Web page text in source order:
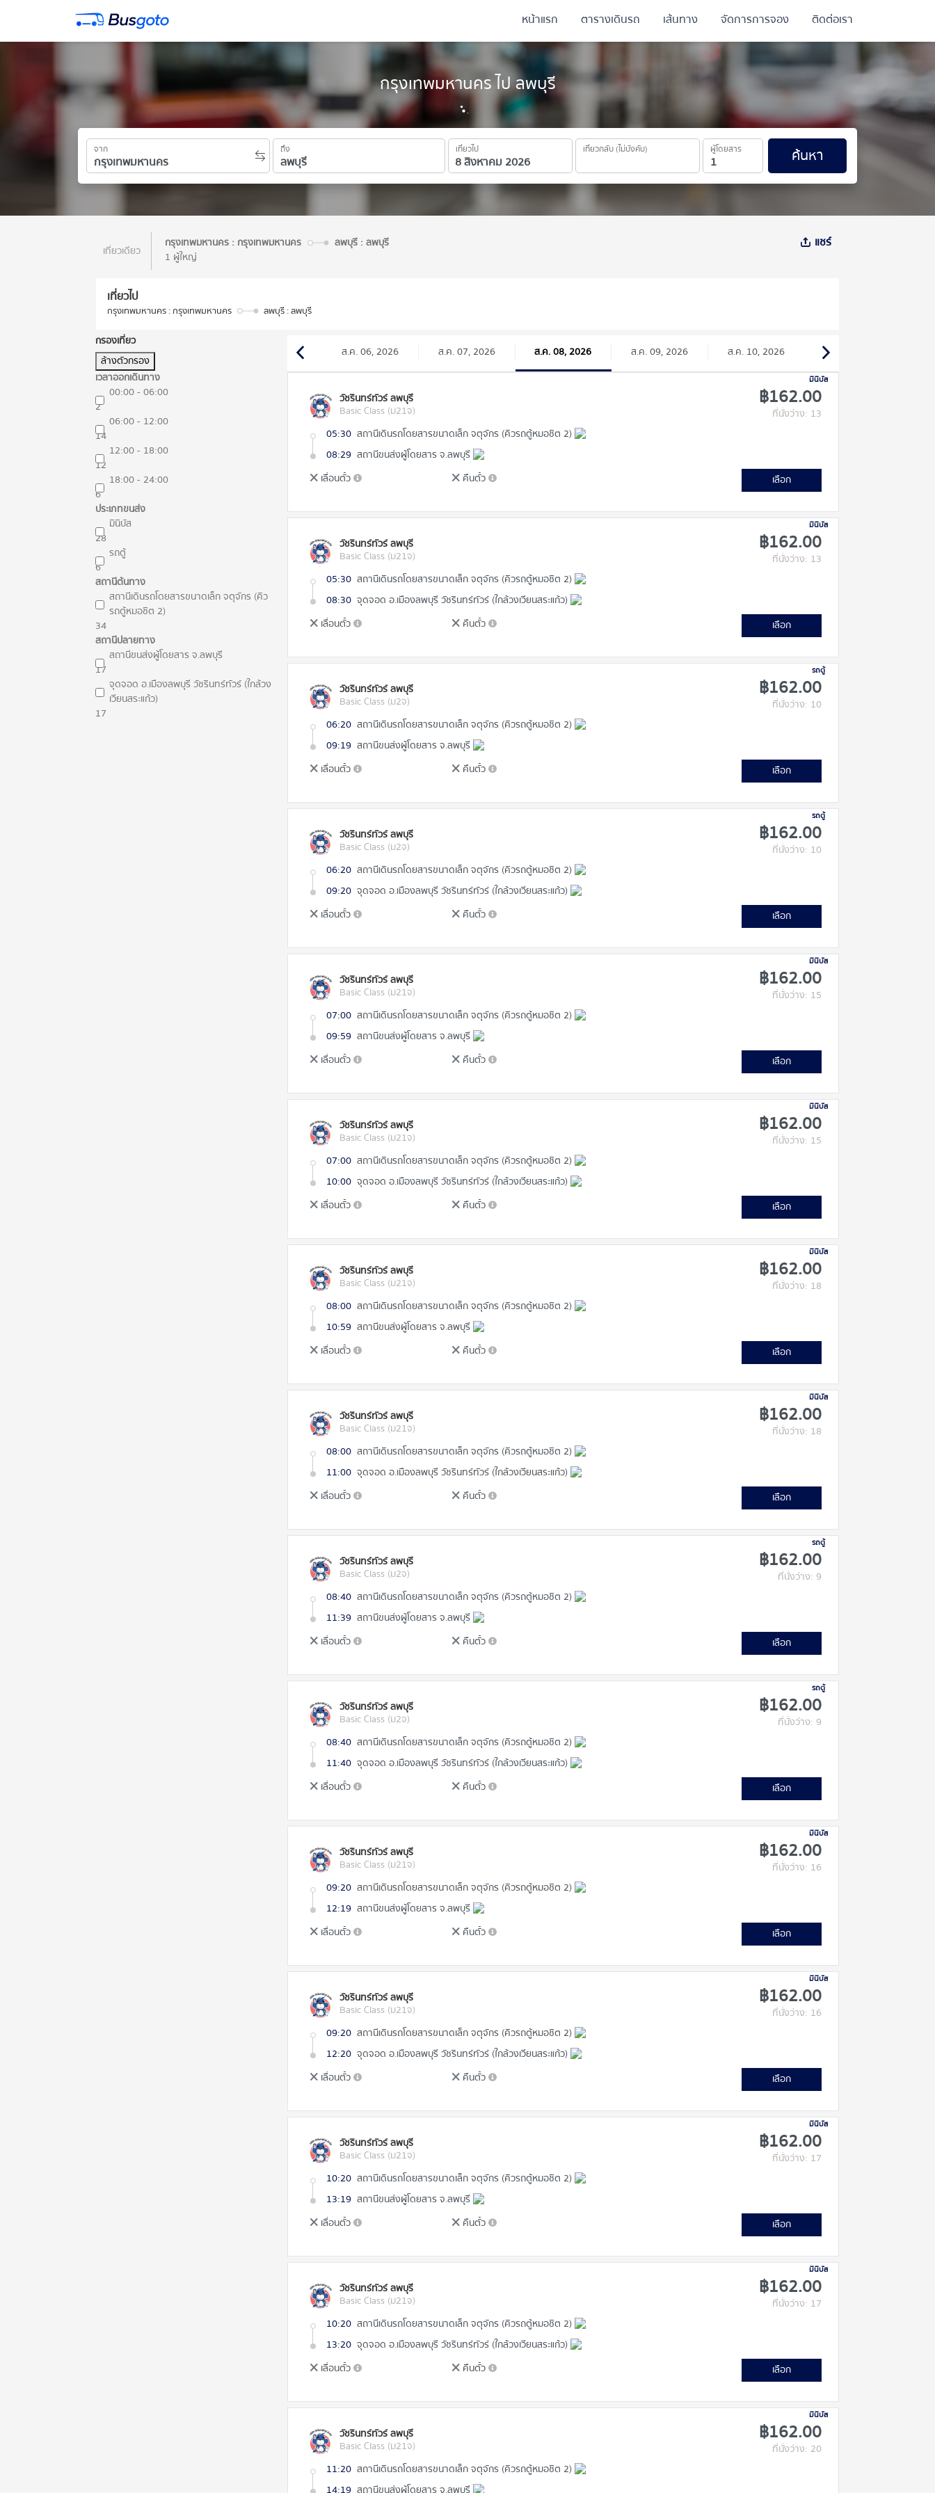
กรุงเทพมหานคร ไป ลพบุรี
จาก ถึง เที่ยวไป เที่ยวกลับ (ไม่บังคับ) ผู้โดยสาร ค้นหา
หน้าแรก ตารางเดินรถ เส้นทาง จัดการการจอง ติดต่อเรา
เที่ยวเดียว
กรุงเทพมหานคร : กรุงเทพมหานคร
ลพบุรี : ลพบุรี
1 ผู้ใหญ่
แชร์
เที่ยวไป
กรุงเทพมหานคร : กรุงเทพมหานคร ลพบุรี : ลพบุรี
กรองเที่ยว
ล้างตัวกรอง
เวลาออกเดินทาง
00:00 - 06:00
2
06:00 - 12:00
14
12:00 - 18:00
12
18:00 - 24:00
6
ประเภทขนส่ง
มินิบัส
28
รถตู้
6
สถานีต้นทาง
สถานีเดินรถโดยสารขนาดเล็ก จตุจักร (คิว
รถตู้หมอชิต 2)
34
สถานีปลายทาง
สถานีขนส่งผู้โดยสาร จ.ลพบุรี
17
จุดจอด อ.เมืองลพบุรี วัชรินทร์ทัวร์ (ใกล้วง
เวียนสระแก้ว)
17
ส.ค. 06, 2026 ส.ค. 07, 2026 ส.ค. 08, 2026 ส.ค. 09, 2026 ส.ค. 10, 2026
มินิบัส
วัชรินทร์ทัวร์ ลพบุรี
Basic Class (ม21จ)
฿162.00
ที่นั่งว่าง: 13
05:30 สถานีเดินรถโดยสารขนาดเล็ก จตุจักร (คิวรถตู้หมอชิต 2)
08:29 สถานีขนส่งผู้โดยสาร จ.ลพบุรี
เลื่อนตั๋ว
คืนตั๋ว เลือก
มินิบัส
วัชรินทร์ทัวร์ ลพบุรี
Basic Class (ม21จ)
฿162.00
ที่นั่งว่าง: 13
05:30 สถานีเดินรถโดยสารขนาดเล็ก จตุจักร (คิวรถตู้หมอชิต 2)
08:30 จุดจอด อ.เมืองลพบุรี วัชรินทร์ทัวร์ (ใกล้วงเวียนสระแก้ว)
เลื่อนตั๋ว
คืนตั๋ว เลือก
รถตู้
วัชรินทร์ทัวร์ ลพบุรี
Basic Class (ม2จ)
฿162.00
ที่นั่งว่าง: 10
06:20 สถานีเดินรถโดยสารขนาดเล็ก จตุจักร (คิวรถตู้หมอชิต 2)
09:19 สถานีขนส่งผู้โดยสาร จ.ลพบุรี
เลื่อนตั๋ว
คืนตั๋ว เลือก
รถตู้
วัชรินทร์ทัวร์ ลพบุรี
Basic Class (ม2จ)
฿162.00
ที่นั่งว่าง: 10
06:20 สถานีเดินรถโดยสารขนาดเล็ก จตุจักร (คิวรถตู้หมอชิต 2)
09:20 จุดจอด อ.เมืองลพบุรี วัชรินทร์ทัวร์ (ใกล้วงเวียนสระแก้ว)
เลื่อนตั๋ว
คืนตั๋ว เลือก
มินิบัส
วัชรินทร์ทัวร์ ลพบุรี
Basic Class (ม21จ)
฿162.00
ที่นั่งว่าง: 15
07:00 สถานีเดินรถโดยสารขนาดเล็ก จตุจักร (คิวรถตู้หมอชิต 2)
09:59 สถานีขนส่งผู้โดยสาร จ.ลพบุรี
เลื่อนตั๋ว
คืนตั๋ว เลือก
มินิบัส
วัชรินทร์ทัวร์ ลพบุรี
Basic Class (ม21จ)
฿162.00
ที่นั่งว่าง: 15
07:00 สถานีเดินรถโดยสารขนาดเล็ก จตุจักร (คิวรถตู้หมอชิต 2)
10:00 จุดจอด อ.เมืองลพบุรี วัชรินทร์ทัวร์ (ใกล้วงเวียนสระแก้ว)
เลื่อนตั๋ว
คืนตั๋ว เลือก
มินิบัส
วัชรินทร์ทัวร์ ลพบุรี
Basic Class (ม21จ)
฿162.00
ที่นั่งว่าง: 18
08:00 สถานีเดินรถโดยสารขนาดเล็ก จตุจักร (คิวรถตู้หมอชิต 2)
10:59 สถานีขนส่งผู้โดยสาร จ.ลพบุรี
เลื่อนตั๋ว
คืนตั๋ว เลือก
มินิบัส
วัชรินทร์ทัวร์ ลพบุรี
Basic Class (ม21จ)
฿162.00
ที่นั่งว่าง: 18
08:00 สถานีเดินรถโดยสารขนาดเล็ก จตุจักร (คิวรถตู้หมอชิต 2)
11:00 จุดจอด อ.เมืองลพบุรี วัชรินทร์ทัวร์ (ใกล้วงเวียนสระแก้ว)
เลื่อนตั๋ว
คืนตั๋ว เลือก
รถตู้
วัชรินทร์ทัวร์ ลพบุรี
Basic Class (ม2จ)
฿162.00
ที่นั่งว่าง: 9
08:40 สถานีเดินรถโดยสารขนาดเล็ก จตุจักร (คิวรถตู้หมอชิต 2)
11:39 สถานีขนส่งผู้โดยสาร จ.ลพบุรี
เลื่อนตั๋ว
คืนตั๋ว เลือก
รถตู้
วัชรินทร์ทัวร์ ลพบุรี
Basic Class (ม2จ)
฿162.00
ที่นั่งว่าง: 9
08:40 สถานีเดินรถโดยสารขนาดเล็ก จตุจักร (คิวรถตู้หมอชิต 2)
11:40 จุดจอด อ.เมืองลพบุรี วัชรินทร์ทัวร์ (ใกล้วงเวียนสระแก้ว)
เลื่อนตั๋ว
คืนตั๋ว เลือก
มินิบัส
วัชรินทร์ทัวร์ ลพบุรี
Basic Class (ม21จ)
฿162.00
ที่นั่งว่าง: 16
09:20 สถานีเดินรถโดยสารขนาดเล็ก จตุจักร (คิวรถตู้หมอชิต 2)
12:19 สถานีขนส่งผู้โดยสาร จ.ลพบุรี
เลื่อนตั๋ว
คืนตั๋ว เลือก
มินิบัส
วัชรินทร์ทัวร์ ลพบุรี
Basic Class (ม21จ)
฿162.00
ที่นั่งว่าง: 16
09:20 สถานีเดินรถโดยสารขนาดเล็ก จตุจักร (คิวรถตู้หมอชิต 2)
12:20 จุดจอด อ.เมืองลพบุรี วัชรินทร์ทัวร์ (ใกล้วงเวียนสระแก้ว)
เลื่อนตั๋ว
คืนตั๋ว เลือก
มินิบัส
วัชรินทร์ทัวร์ ลพบุรี
Basic Class (ม21จ)
฿162.00
ที่นั่งว่าง: 17
10:20 สถานีเดินรถโดยสารขนาดเล็ก จตุจักร (คิวรถตู้หมอชิต 2)
13:19 สถานีขนส่งผู้โดยสาร จ.ลพบุรี
เลื่อนตั๋ว
คืนตั๋ว เลือก
มินิบัส
วัชรินทร์ทัวร์ ลพบุรี
Basic Class (ม21จ)
฿162.00
ที่นั่งว่าง: 17
10:20 สถานีเดินรถโดยสารขนาดเล็ก จตุจักร (คิวรถตู้หมอชิต 2)
13:20 จุดจอด อ.เมืองลพบุรี วัชรินทร์ทัวร์ (ใกล้วงเวียนสระแก้ว)
เลื่อนตั๋ว
คืนตั๋ว เลือก
มินิบัส
วัชรินทร์ทัวร์ ลพบุรี
Basic Class (ม21จ)
฿162.00
ที่นั่งว่าง: 20
11:20 สถานีเดินรถโดยสารขนาดเล็ก จตุจักร (คิวรถตู้หมอชิต 2)